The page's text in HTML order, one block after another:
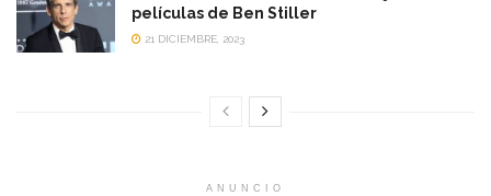
películas de Ben Stiller
21 DICIEMBRE, 2023
ANUNCIO